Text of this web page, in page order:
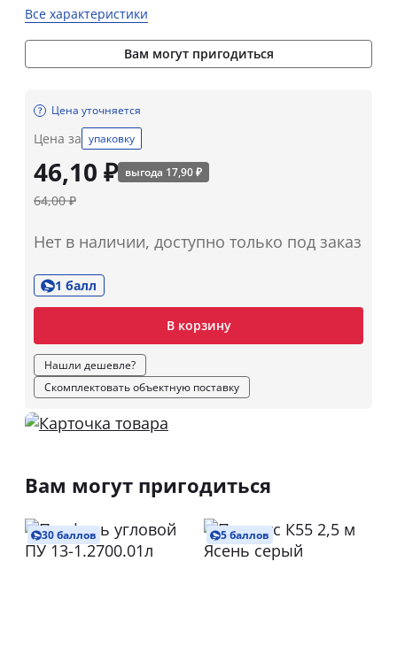
Все характеристики
Вам могут пригодиться
Цена уточняется
Цена за упаковку
46,10 ₽ выгода 17,90 ₽
64,00 ₽
Нет в наличии, доступно только под заказ
1 балл
В корзину
Нашли дешевле?
Скомплектовать объектную поставку
Вам могут пригодиться
30 баллов 5 баллов